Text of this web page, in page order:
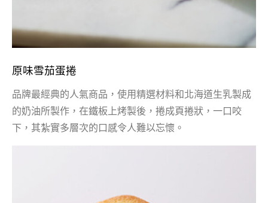
原味雪茄蛋捲
品牌最經典的人氣商品，使用精選材料和北海道生乳製成
的奶油所製作，在鐵板上烤製後，捲成頁捲狀，一口咬
下，其紮實多層次的口感令人難以忘懷。